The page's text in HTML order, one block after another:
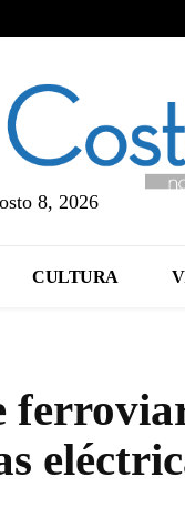
8, 2026
CULTURA